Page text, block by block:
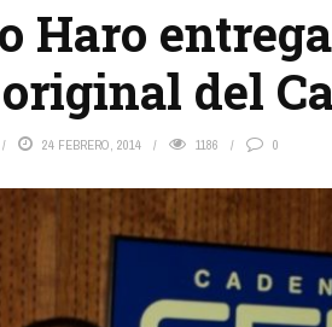
Haro
del
24 FEBRERO, 2014 1186 0